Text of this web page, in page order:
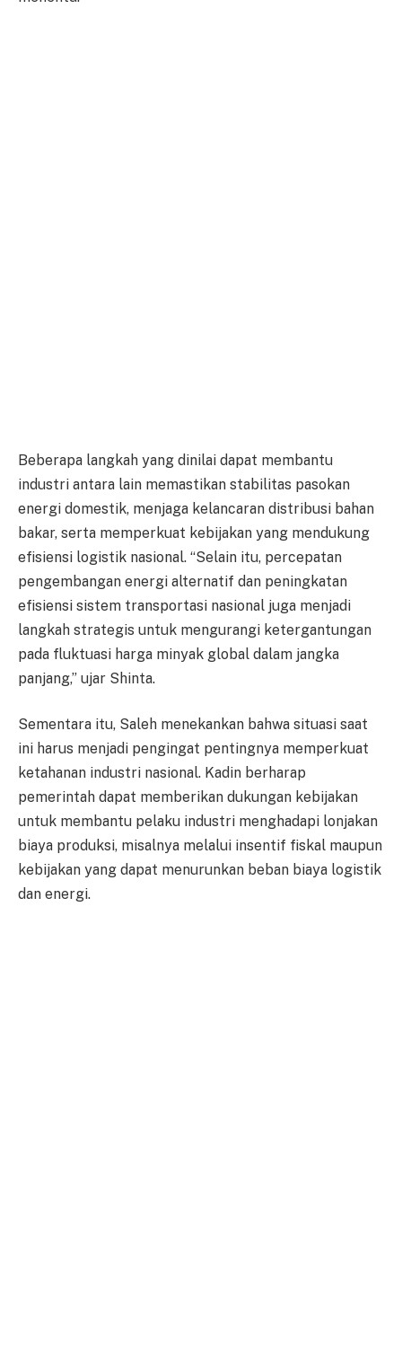
Beberapa langkah yang dinilai dapat membantu
industri antara lain memastikan stabilitas pasokan
energi domestik, menjaga kelancaran distribusi bahan
bakar, serta memperkuat kebijakan yang mendukung
efisiensi logistik nasional. “Selain itu, percepatan
pengembangan energi alternatif dan peningkatan
efisiensi sistem transportasi nasional juga menjadi
langkah strategis untuk mengurangi ketergantungan
pada fluktuasi harga minyak global dalam jangka
panjang,” ujar Shinta.
Sementara itu, Saleh menekankan bahwa situasi saat
ini harus menjadi pengingat pentingnya memperkuat
ketahanan industri nasional. Kadin berharap
pemerintah dapat memberikan dukungan kebijakan
untuk membantu pelaku industri menghadapi lonjakan
biaya produksi, misalnya melalui insentif fiskal maupun
kebijakan yang dapat menurunkan beban biaya logistik
dan energi.